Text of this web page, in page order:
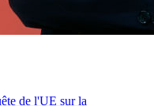
de l'UE sur la